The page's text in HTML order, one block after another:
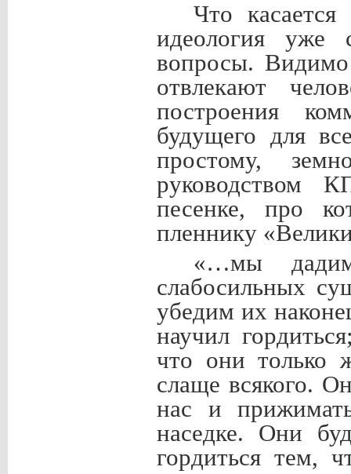
Что касается
идеология уже
вопросы.
отвлекают
построения
будущего для
простому,
руководством
песенке, про
пленнику
«…мы
слабосильных
убедим их
научил
что они только
слаще всякого.
нас и
наседке. Они
гордиться тем,